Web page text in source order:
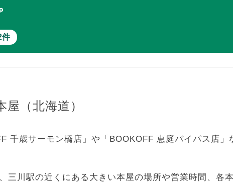
件
（北海道）
千歳サーモン橋店」や「BOOKOFF 恵庭バイパス店」
三川駅の近くにある大きい本屋の場所や営業時間、各